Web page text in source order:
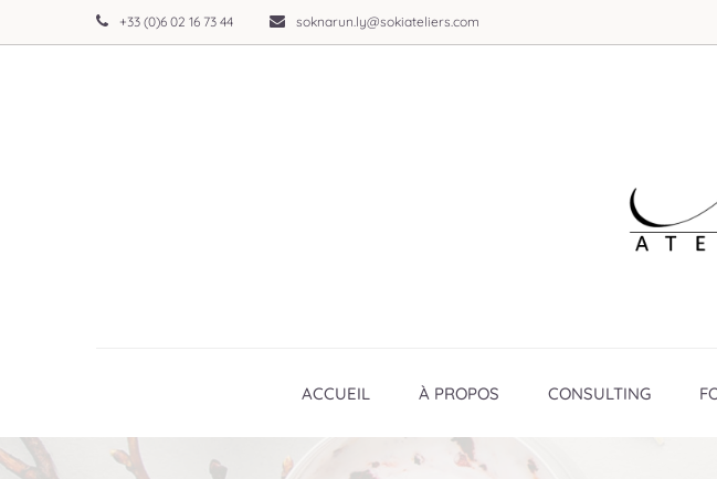
+33 (0)6 02 16 73 44 soknarun.ly@sokiateliers.com
ACCUEIL À PROPOS CONSULTING